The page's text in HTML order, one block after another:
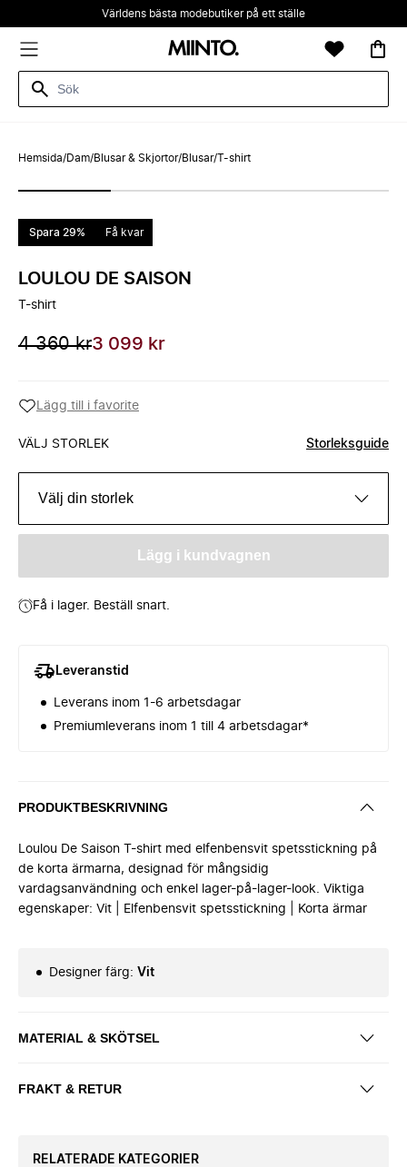
Världens bästa modebutiker på ett ställe
Hemsida/Dam/Blusar & Skjortor/Blusar/T-shirt
Spara 29% Få kvar
LOULOU DE SAISON
T-shirt
4 360 kr3 099 kr
Lägg till i favorite
VÄLJ STORLEK Storleksguide
Välj din storlek
Lägg i kundvagnen
Få i lager. Beställ snart.
Leveranstid
Leverans inom 1-6 arbetsdagar
Premiumleverans inom 1 till 4 arbetsdagar*
PRODUKTBESKRIVNING
Loulou De Saison T-shirt med elfenbensvit spetsstickning på
de korta ärmarna, designad för mångsidig
vardagsanvändning och enkel lager-på-lager-look. Viktiga
egenskaper: Vit | Elfenbensvit spetsstickning | Korta ärmar
Designer färg: Vit
MATERIAL & SKÖTSEL
FRAKT & RETUR
RELATERADE KATEGORIER